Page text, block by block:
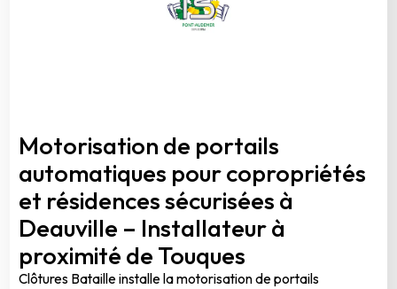
Motorisation de portails
automatiques pour copropriétés
et résidences sécurisées à
Deauville – Installateur à
proximité de Touques
Clôtures Bataille installe la motorisation de portails